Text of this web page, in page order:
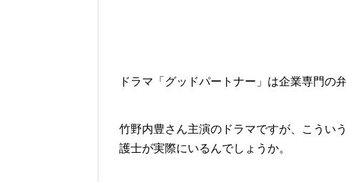
ドラマ「 グッドパートナー 」は企業専門の
竹野内豊さん主演のドラマですが、こうい
護士が実際にいるんでしょうか。